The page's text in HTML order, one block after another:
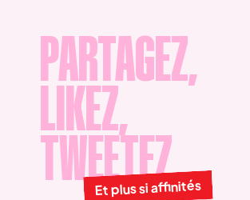
PARTAGEZ,
LIKEZ,
TWEETEZ
Et plus si affinités